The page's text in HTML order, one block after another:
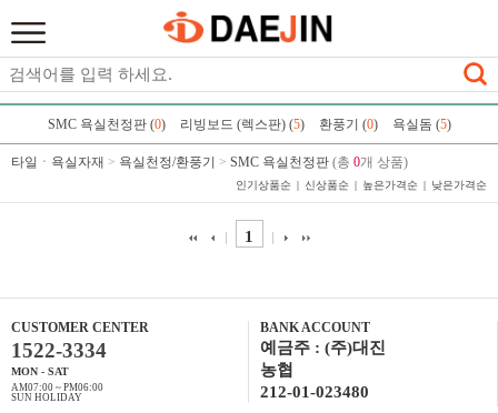
SMC 욕실천정판 (0) 리빙보드 (렉스판) (5) 환풍기 (0) 욕실돔 (5)
타일ㆍ욕실자재 > 욕실천정/환풍기 > SMC 욕실천정판 (총 0개 상품)
인기상품순 신상품순 높은가격순 낮은가격순
1
CUSTOMER CENTER
1522-3334
MON - SAT
AM07:00 ~ PM06:00
SUN HOLIDAY
BANK ACCOUNT
예금주 : (주)대진
농협
212-01-023480